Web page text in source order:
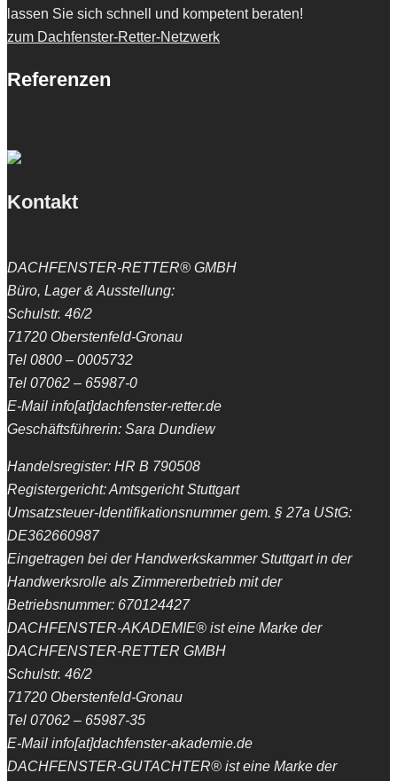
lassen Sie sich schnell und kompetent beraten!
zum Dachfenster-Retter-Netzwerk
Referenzen
Kontakt
DACHFENSTER-RETTER® GMBH
Büro, Lager & Ausstellung:
Schulstr. 46/2
71720 Oberstenfeld-Gronau
Tel 0800 – 0005732
Tel 07062 – 65987-0
E-Mail info[at]dachfenster-retter.de
Geschäftsführerin: Sara Dundiew
Handelsregister: HR B 790508
Registergericht: Amtsgericht Stuttgart
Umsatzsteuer-Identifikationsnummer gem. § 27a UStG:
DE362660987
Eingetragen bei der Handwerkskammer Stuttgart in der
Handwerksrolle als Zimmererbetrieb mit der
Betriebsnummer: 670124427
DACHFENSTER-AKADEMIE® ist eine Marke der
DACHFENSTER-RETTER GMBH
Schulstr. 46/2
71720 Oberstenfeld-Gronau
Tel 07062 – 65987-35
E-Mail info[at]dachfenster-akademie.de
DACHFENSTER-GUTACHTER® ist eine Marke der